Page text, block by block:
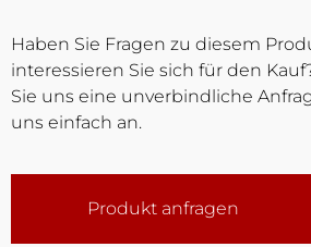
Haben Sie Fragen zu diesem
interessieren Sie sich für den
Sie uns eine unverbindliche
uns einfach an.
Produkt anfragen